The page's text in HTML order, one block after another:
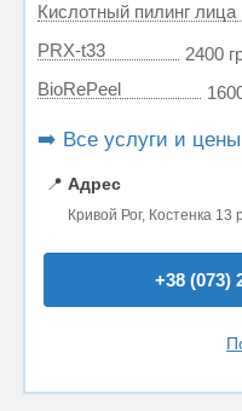
Кислотный пилинг лица
PRX-t33
2400
BioRePeel
➡️ Все услуги и
📍 Адрес
Кривой Рог, Костенка 13
+38 (073)